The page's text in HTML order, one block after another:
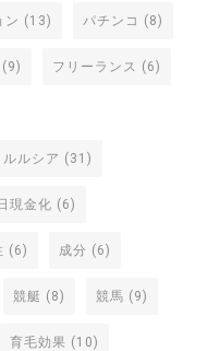
ン (13) パチンコ (8)
(9) フリーランス (6)
ルルシア (31)
現金化 (6)
(6) 成分 (6)
競艇 (8) 競馬 (9)
育毛効果 (10)